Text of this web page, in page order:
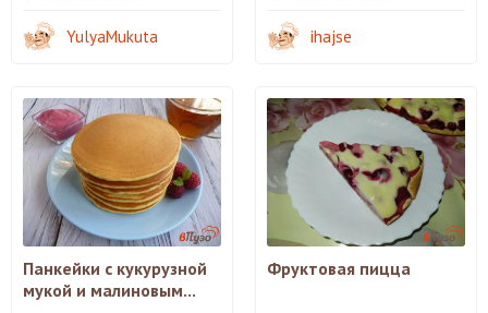
YulyaMukuta ihajse
Панкейки с кукурузной
мукой и малиновым...
Фруктовая пицца